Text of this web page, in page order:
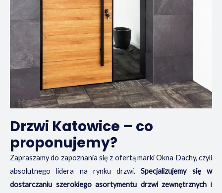
Drzwi Katowice – co
proponujemy?
Zapraszamy do zapoznania się z ofertą marki Okna Dachy, czyli
absolutnego lidera na rynku drzwi.Specjalizujemy się w
dostarczaniu szerokiego asortymentu drzwi zewnętrznych i